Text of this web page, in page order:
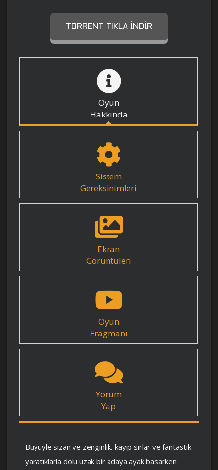
TORRENT TIKLA İNDIR
Oyun
Hakkında
Sistem
Gereksinimleri
Ekran
Görüntüleri
Oyun
Fragmanı
Yorum
Yap
Büyüyle sızan ve zenginlik, kayıp sırlar ve fantastik
yaratıklarla dolu uzak bir adaya ayak basarken